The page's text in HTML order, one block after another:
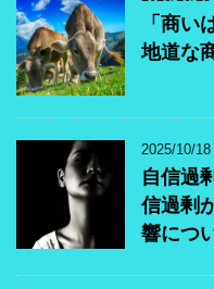
「商い
地道な
2025/10/18
自信過
信過剰
響につ